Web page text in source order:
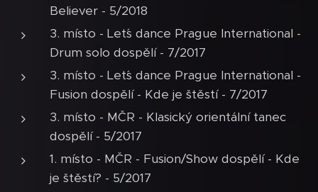
Believer - 5/2018
3. místo - Let´s dance Prague International -
Drum solo dospělí - 7/2017
3. místo - Let´s dance Prague International -
Fusion dospělí - Kde je štěstí - 7/2017
3. místo - MČR - Klasický orientální tanec
dospělí - 5/2017
1. místo - MČR - Fusion/Show dospělí - Kde
je štěstí? - 5/2017